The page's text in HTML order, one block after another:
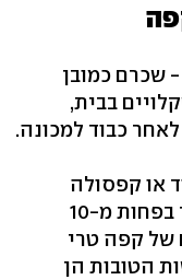
שכרם כמובן
בבית,
כבוד למכונה.
או קפסולה
למכונה ייעודית ולגמור עם הסיפור בפחות מ-10
של קפה טרי
הטובות הן